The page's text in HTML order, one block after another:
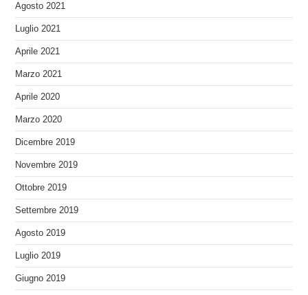
Agosto 2021
Luglio 2021
Aprile 2021
Marzo 2021
Aprile 2020
Marzo 2020
Dicembre 2019
Novembre 2019
Ottobre 2019
Settembre 2019
Agosto 2019
Luglio 2019
Giugno 2019